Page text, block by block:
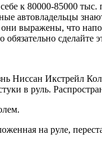
к 80000-85000
автовладельцы
выражены, что
сделайте
Ниссан Икстрейл
в руль.
на руле,